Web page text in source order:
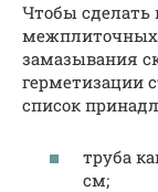
Чтобы сделать
замазывания
герметизации
список
труба
см;